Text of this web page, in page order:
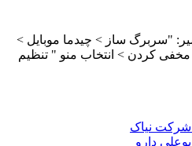
"سربرگ ساز > چیدما موبایل >
کردن > انتخاب منو " تنظیم
شرکت نیاک
دارو